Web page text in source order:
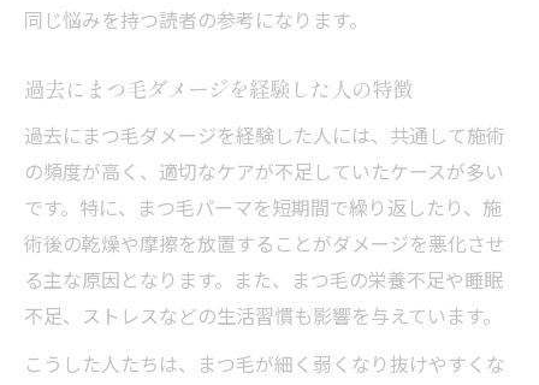
同じ悩みを持つ読者の参考になります。
過去にまつ毛ダメージを経験した人の特徴
過去にまつ毛ダメージを経験した人には、共通して施術
の頻度が高く、適切なケアが不足していたケースが多い
です。特に、まつ毛パーマを短期間で繰り返したり、施
術後の乾燥や摩擦を放置することがダメージを悪化させ
る主な原因となります。また、まつ毛の栄養不足や睡眠
不足、ストレスなどの生活習慣も影響を与えています。
こうした人たちは、まつ毛が細く弱くなり抜けやすくな